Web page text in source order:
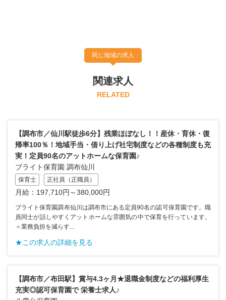
同じ地域の求人
関連求人
RELATED
【調布市／仙川駅徒歩6分】残業ほぼなし！！産休・育休・復
帰率100％！地域手当・借り上げ社宅制度などの各種制度も充
実！定員90名のアットホームな保育園♪
ブライト保育園 調布仙川
保育士 正社員（正職員）
月給：197,710円～380,000円
ブライト保育園調布仙川は調布市にある定員90名の認可保育園です。職
員同士が話しやすくアットホームな雰囲気の中で保育を行っています。
＜業務負担を減らす...
★この求人の詳細を見る
【調布市／布田駅】賞与4.3ヶ月★退職金制度などの福利厚生
充実◎認可保育園で 栄養士求人♪